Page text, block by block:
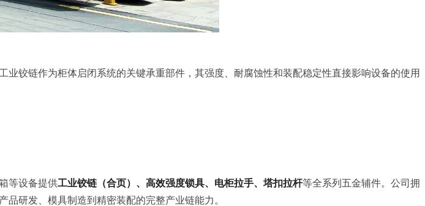
铰链作为柜体启闭系统的关键承重部件，其强度、耐腐蚀性和装配稳定性直接影响设备的使用
等设备提供工业铰链（合页）、高效强度锁具、电柜拉手、塔扣拉杆等全系列五金辅件。公司拥
研发、模具制造到精密装配的完整产业链能力。